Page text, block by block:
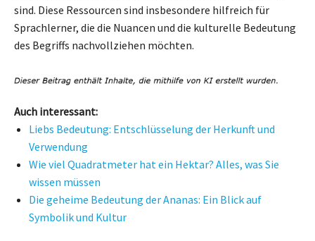
sind. Diese Ressourcen sind insbesondere hilfreich für
Sprachlerner, die die Nuancen und die kulturelle Bedeutung
des Begriffs nachvollziehen möchten.
Auch interessant:
Liebs Bedeutung: Entschlüsselung der Herkunft und
Verwendung
Wie viel Quadratmeter hat ein Hektar? Alles, was Sie
wissen müssen
Die geheime Bedeutung der Ananas: Ein Blick auf
Symbolik und Kultur